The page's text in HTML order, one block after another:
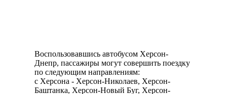
Воспользовавшись автобусом Херсон-
Днепр, пассажиры могут совершить поездку
по следующим направлениям:
с Херсона - Херсон-Николаев, Херсон-
Баштанка, Херсон-Новый Буг, Херсон-